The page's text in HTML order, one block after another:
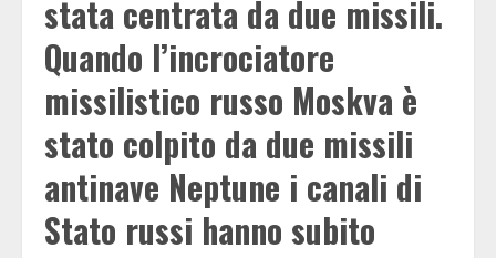
stata centrata da due missili.
Quando l’incrociatore
missilistico russo Moskva è
stato colpito da due missili
antinave Neptune i canali di
Stato russi hanno subito